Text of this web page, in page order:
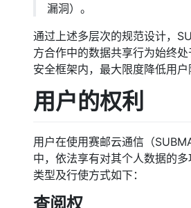
漏洞）。
通过上述多层次的规范设计，
方合作中的数据共享行为始终
安全框架内，最大限度降低用户
用户的权利
用户在使用赛邮云通信（
中，依法享有对其个人数据的
类型及行使方式如下：
查阅权